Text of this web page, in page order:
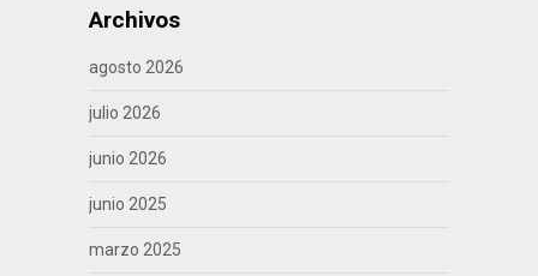
Archivos
agosto 2026
julio 2026
junio 2026
junio 2025
marzo 2025